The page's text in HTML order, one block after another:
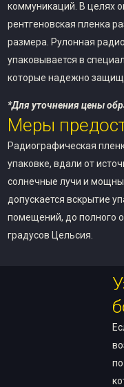
коммуникаций. В целях
рентгеновская пленка
размера. Рулонная
упаковывается в
которые надежно
*Для уточнения цены
Меры
Радиографическая
упаковке, вдали от
солнечные лучи и
допускается вскрытие
помещений, до полного
градусов Цельсия.